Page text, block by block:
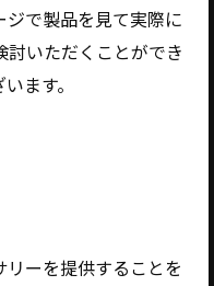
で製品を見て実際に
いただくことができ
ます。
ーを提供することを